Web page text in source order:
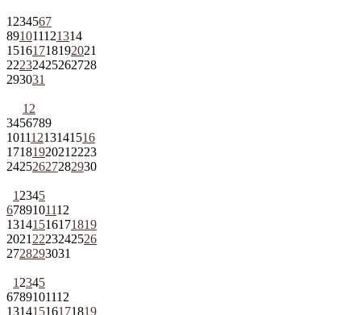
1 234567
891011121314
15161718192021
22232425262728
293031
1 2
3456789
10111213141516
1718192021 2223
24252627282930
1 2345
6789101112
13141516171819
2021 2223242526
2728293031
1 2345
6789101112
13141516171819